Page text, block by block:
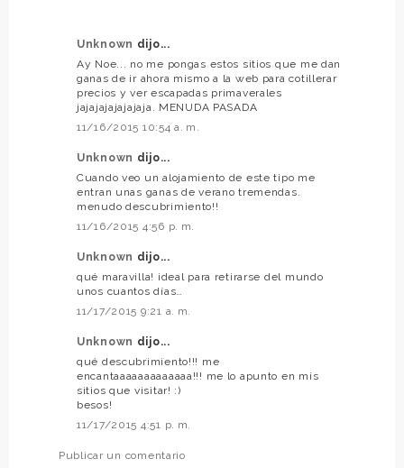
Unknown dijo...
Ay Noe... no me pongas estos sitios que me dan
ganas de ir ahora mismo a la web para cotillerar
precios y ver escapadas primaverales
jajajajajajajaja. MENUDA PASADA
11/16/2015 10:54 a. m.
Unknown dijo...
Cuando veo un alojamiento de este tipo me
entran unas ganas de verano tremendas.
menudo descubrimiento!!
11/16/2015 4:56 p. m.
Unknown dijo...
qué maravilla! ideal para retirarse del mundo
unos cuantos días…
11/17/2015 9:21 a. m.
Unknown dijo...
qué descubrimiento!!! me
encantaaaaaaaaaaaaa!!! me lo apunto en mis
sitios que visitar! :)
besos!
11/17/2015 4:51 p. m.
Publicar un comentario